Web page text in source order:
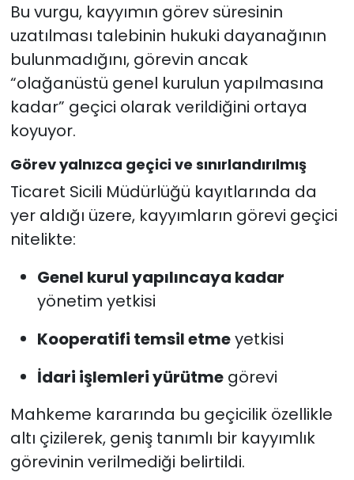
Bu vurgu, kayyımın görev süresinin
uzatılması talebinin hukuki dayanağının
bulunmadığını, görevin ancak
“olağanüstü genel kurulun yapılmasına
kadar” geçici olarak verildiğini ortaya
koyuyor.
Görev yalnızca geçici ve sınırlandırılmış
Ticaret Sicili Müdürlüğü kayıtlarında da
yer aldığı üzere, kayyımların görevi geçici
nitelikte:
Genel kurul yapılıncaya kadar
yönetim yetkisi
Kooperatifi temsil etmeyetkisi
İdari işlemleri yürütmegörevi
Mahkeme kararında bu geçicilik özellikle
altı çizilerek, geniş tanımlı bir kayyımlık
görevinin verilmediği belirtildi.